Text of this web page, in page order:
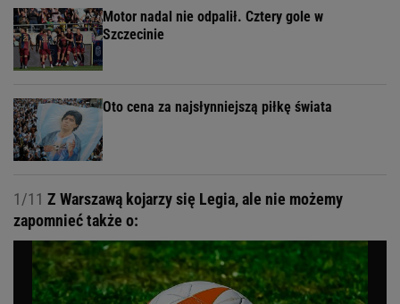
Motor nadal nie odpalił. Cztery gole w
Szczecinie
Oto cena za najsłynniejszą piłkę świata
1/11 Z Warszawą kojarzy się Legia, ale nie możemy
zapomnieć także o: